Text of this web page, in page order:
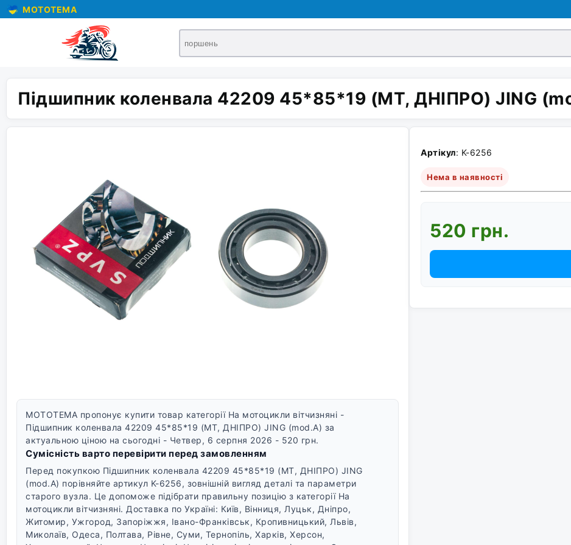
MOTOTEMA
Підшипник коленвала 42209 45*85*19 (МТ, ДНІПРО) JING
MOTOTEMA пропонує купити товар категорії На мотоцикли вітчизняні -
Підшипник коленвала 42209 45*85*19 (МТ, ДНІПРО) JING (mod.A) за
актуальною ціною на сьогодні - Четвер, 6 серпня 2026 - 520 грн.
Сумісність варто перевірити перед замовленням
Перед покупкою Підшипник коленвала 42209 45*85*19 (МТ, ДНІПРО) JING
(mod.A) порівняйте артикул K-6256, зовнішній вигляд деталі та параметри
старого вузла. Це допоможе підібрати правильну позицію з категорії На
мотоцикли вітчизняні. Доставка по Україні: Київ, Вінниця, Луцьк, Дніпро,
Житомир, Ужгород, Запоріжжя, Івано-Франківськ, Кропивницький, Львів,
Миколаїв, Одеса, Полтава, Рівне, Суми, Тернопіль, Харків, Херсон,
Артікул: K-6256
Нема в наявності
520 грн.